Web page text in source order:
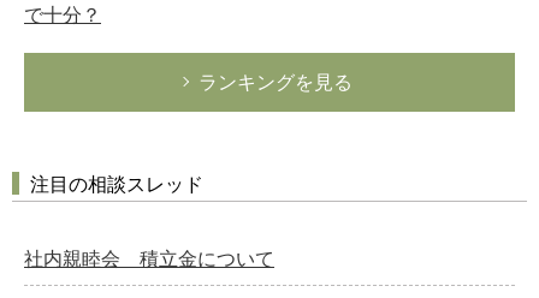
で十分？
ランキングを見る
注目の相談スレッド
社内親睦会 積立金について